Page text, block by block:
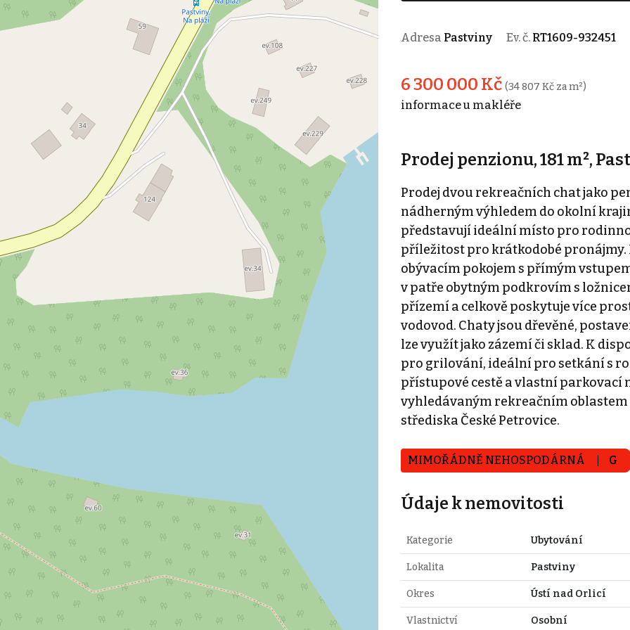
Adresa Pastviny Ev. č. RT1609-932451
6 300 000 Kč (34 807 Kč za m²)
informace u makléře
Prodej penzionu, 181 m²,
Prodej dvou rekreačních chat jako
nádherným výhledem do okolní
představují ideální místo pro
příležitost pro krátkodobé
obývacím pokojem s přímým
v patře obytným podkrovím s
přízemí a celkově poskytuje více
vodovod. Chaty jsou dřevěné,
lze využít jako zázemí či sklad. K
pro grilování, ideální pro setkání s
přístupové cestě a vlastní
vyhledávaným rekreačním
střediska České Petrovice.
MIMOŘÁDNĚ NEHOSPODÁRNÁ G
Údaje k nemovitosti
Kategorie Ubytování
Lokalita Pastviny
Okres Ústí nad Orlicí
Vlastnictví Osobní